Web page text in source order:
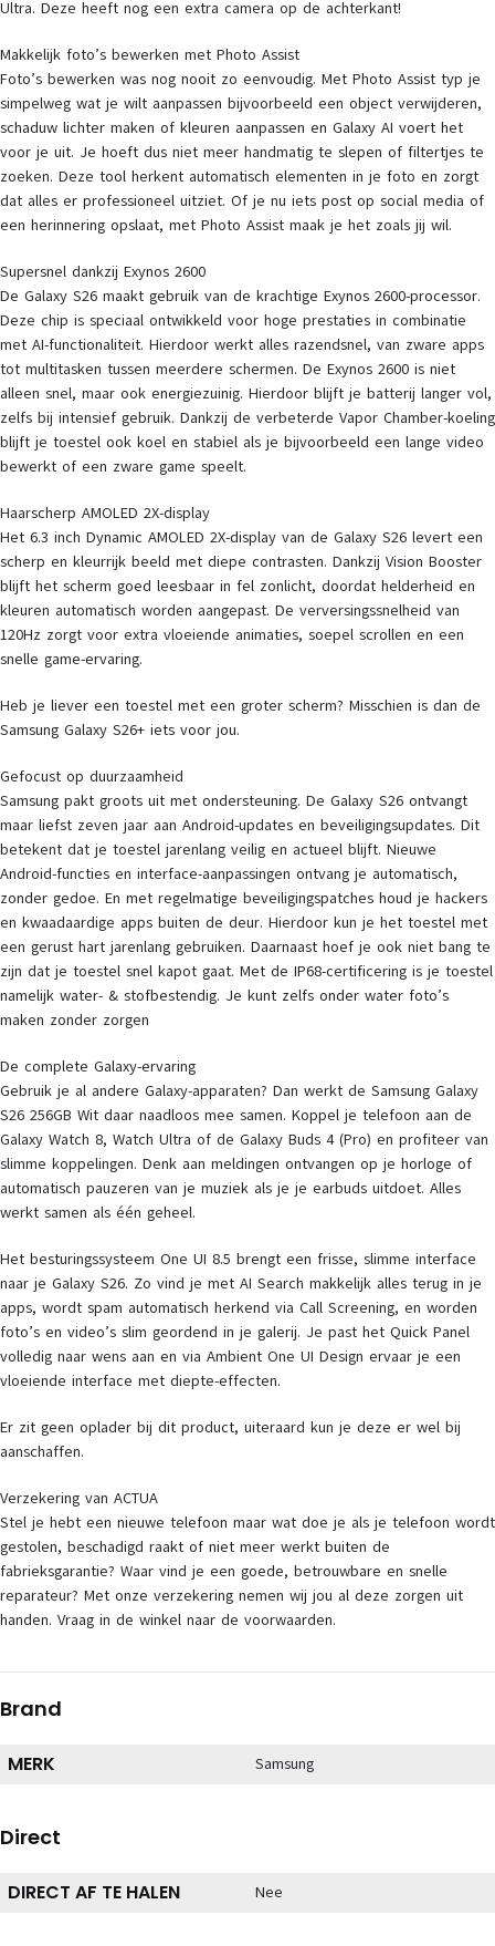
Ultra. Deze heeft nog een extra camera op de achterkant!
Makkelijk foto’s bewerken met Photo Assist
Foto’s bewerken was nog nooit zo eenvoudig. Met Photo Assist typ je
simpelweg wat je wilt aanpassen bijvoorbeeld een object verwijderen,
schaduw lichter maken of kleuren aanpassen en Galaxy AI voert het
voor je uit. Je hoeft dus niet meer handmatig te slepen of filtertjes te
zoeken. Deze tool herkent automatisch elementen in je foto en zorgt
dat alles er professioneel uitziet. Of je nu iets post op social media of
een herinnering opslaat, met Photo Assist maak je het zoals jij wil.
Supersnel dankzij Exynos 2600
De Galaxy S26 maakt gebruik van de krachtige Exynos 2600-processor.
Deze chip is speciaal ontwikkeld voor hoge prestaties in combinatie
met AI-functionaliteit. Hierdoor werkt alles razendsnel, van zware apps
tot multitasken tussen meerdere schermen. De Exynos 2600 is niet
alleen snel, maar ook energiezuinig. Hierdoor blijft je batterij langer vol,
zelfs bij intensief gebruik. Dankzij de verbeterde Vapor Chamber-koeling
blijft je toestel ook koel en stabiel als je bijvoorbeeld een lange video
bewerkt of een zware game speelt.
Haarscherp AMOLED 2X-display
Het 6.3 inch Dynamic AMOLED 2X-display van de Galaxy S26 levert een
scherp en kleurrijk beeld met diepe contrasten. Dankzij Vision Booster
blijft het scherm goed leesbaar in fel zonlicht, doordat helderheid en
kleuren automatisch worden aangepast. De verversingssnelheid van
120Hz zorgt voor extra vloeiende animaties, soepel scrollen en een
snelle game-ervaring.
Heb je liever een toestel met een groter scherm? Misschien is dan de
Samsung Galaxy S26+ iets voor jou.
Gefocust op duurzaamheid
Samsung pakt groots uit met ondersteuning. De Galaxy S26 ontvangt
maar liefst zeven jaar aan Android-updates en beveiligingsupdates. Dit
betekent dat je toestel jarenlang veilig en actueel blijft. Nieuwe
Android-functies en interface-aanpassingen ontvang je automatisch,
zonder gedoe. En met regelmatige beveiligingspatches houd je hackers
en kwaadaardige apps buiten de deur. Hierdoor kun je het toestel met
een gerust hart jarenlang gebruiken. Daarnaast hoef je ook niet bang te
zijn dat je toestel snel kapot gaat. Met de IP68-certificering is je toestel
namelijk water- & stofbestendig. Je kunt zelfs onder water foto’s
maken zonder zorgen
De complete Galaxy-ervaring
Gebruik je al andere Galaxy-apparaten? Dan werkt de Samsung Galaxy
S26 256GB Wit daar naadloos mee samen. Koppel je telefoon aan de
Galaxy Watch 8, Watch Ultra of de Galaxy Buds 4 (Pro) en profiteer van
slimme koppelingen. Denk aan meldingen ontvangen op je horloge of
automatisch pauzeren van je muziek als je je earbuds uitdoet. Alles
werkt samen als één geheel.
Het besturingssysteem One UI 8.5 brengt een frisse, slimme interface
naar je Galaxy S26. Zo vind je met AI Search makkelijk alles terug in je
apps, wordt spam automatisch herkend via Call Screening, en worden
foto’s en video’s slim geordend in je galerij. Je past het Quick Panel
volledig naar wens aan en via Ambient One UI Design ervaar je een
vloeiende interface met diepte-effecten.
Er zit geen oplader bij dit product, uiteraard kun je deze er wel bij
aanschaffen.
Verzekering van ACTUA
Stel je hebt een nieuwe telefoon maar wat doe je als je telefoon wordt
gestolen, beschadigd raakt of niet meer werkt buiten de
fabrieksgarantie? Waar vind je een goede, betrouwbare en snelle
reparateur? Met onze verzekering nemen wij jou al deze zorgen uit
handen. Vraag in de winkel naar de voorwaarden.
Brand
MERK Samsung
Direct
DIRECT AF TE HALEN Nee